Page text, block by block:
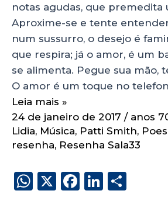
notas agudas, que premedita
Aproxime-se e tente
num sussurro, o desejo é
que respira; já o amor, é um
se alimenta. Pegue sua mão,
O amor é um toque no
Leia mais »
24 de janeiro de 2017 / anos
Lidia, Música, Patti Smith,
resenha, Resenha Sala33
W X
F
Li